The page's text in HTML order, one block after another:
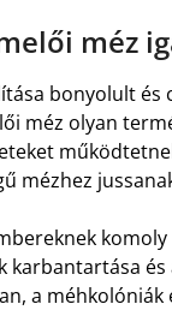
méz
bonyolult és
méz olyan
mézhez
karbantartása és
a méhkolóniák